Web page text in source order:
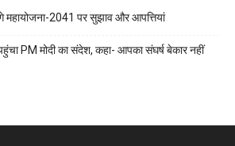
महायोजना-2041 पर सुझाव और आपत्तियां
PM मोदी का संदेश, कहा- आपका संघर्ष बेकार नहीं